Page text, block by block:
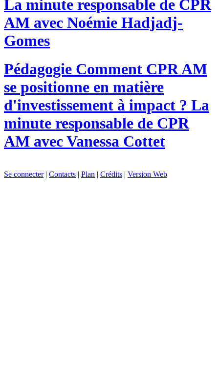
La minute responsable de CPR
AM avec Noémie Hadjadj-
Gomes
Pédagogie Comment CPR AM
se positionne en matière
d'investissement à impact ? La
minute responsable de CPR
AM avec Vanessa Cottet
Se connecter| Contacts | Plan | Crédits | Version Web